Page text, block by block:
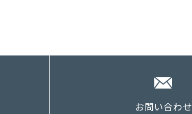
お問い合わせ